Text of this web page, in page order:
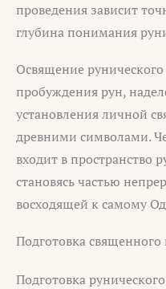
проведения зависит
глубина понимания
Освящение
пробуждения рун,
установления личной
древними символами.
входит в пространство
становясь частью
восходящей к самому
Подготовка священного
Подготовка